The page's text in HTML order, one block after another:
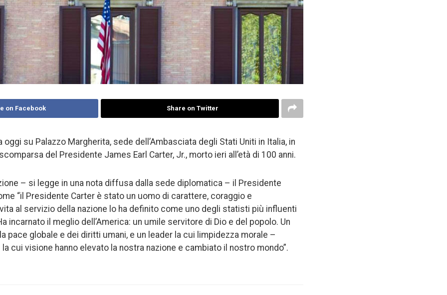
on Facebook Share on Twitter
oggi su Palazzo Margherita, sede dell’Ambasciata degli Stati Uniti in Italia, in
del Presidente James Earl Carter, Jr., morto ieri all’età di 100 anni.
– si legge in una nota diffusa dalla sede diplomatica – il Presidente
“il Presidente Carter è stato un uomo di carattere, coraggio e
al servizio della nazione lo ha definito come uno degli statisti più influenti
incarnato il meglio dell’America: un umile servitore di Dio e del popolo. Un
pace globale e dei diritti umani, e un leader la cui limpidezza morale –
cui visione hanno elevato la nostra nazione e cambiato il nostro mondo”.